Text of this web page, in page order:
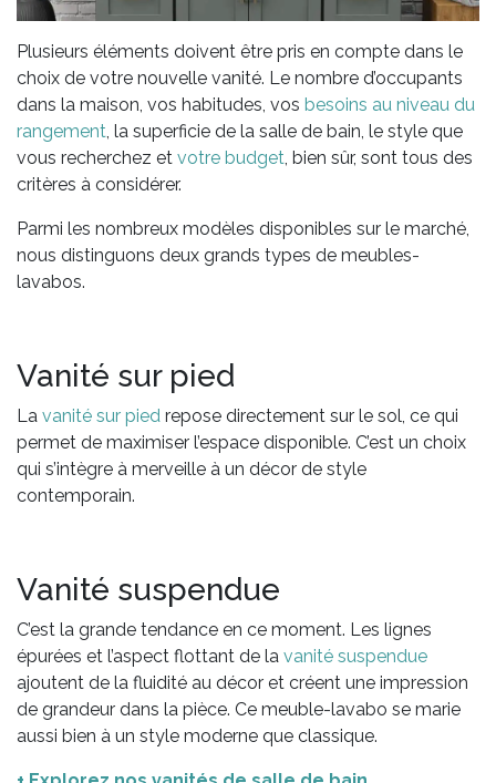
Plusieurs éléments doivent être pris en compte dans le
choix de votre nouvelle vanité. Le nombre d’occupants
dans la maison, vos habitudes, vos besoins au niveau du
rangement , la superficie de la salle de bain, le style que
vous recherchez et votre budget , bien sûr, sont tous des
critères à considérer.
Parmi les nombreux modèles disponibles sur le marché,
nous distinguons deux grands types de meubles-
lavabos.
Vanité sur pied
La vanité sur pied repose directement sur le sol, ce qui
permet de maximiser l’espace disponible. C’est un choix
qui s’intègre à merveille à un décor de style
contemporain.
Vanité suspendue
C’est la grande tendance en ce moment. Les lignes
épurées et l’aspect flottant de la vanité suspendue
ajoutent de la fluidité au décor et créent une impression
de grandeur dans la pièce. Ce meuble-lavabo se marie
aussi bien à un style moderne que classique.